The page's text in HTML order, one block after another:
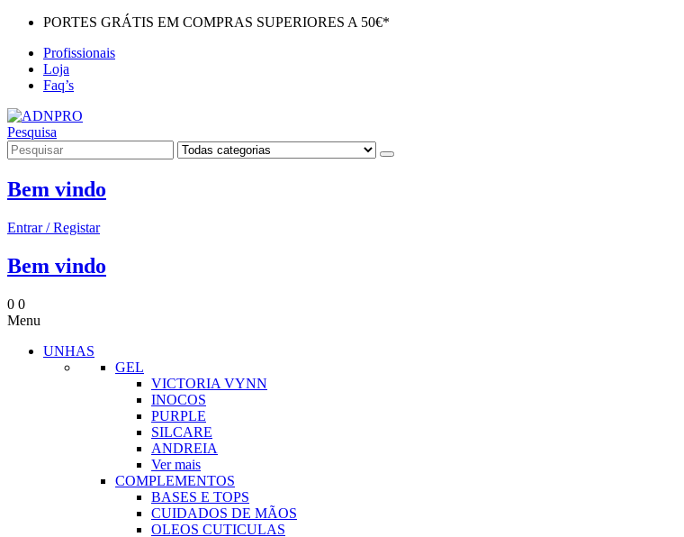
PORTES GRÁTIS EM COMPRAS SUPERIORES A 50€*
Profissionais
Loja
Faq’s
Pesquisa
Bem vindo
Entrar / Registar
Bem vindo
0 0
Menu
UNHAS
GEL
VICTORIA VYNN
INOCOS
PURPLE
SILCARE
ANDREIA
Ver mais
COMPLEMENTOS
BASES E TOPS
CUIDADOS DE MÃOS
OLEOS CUTICULAS